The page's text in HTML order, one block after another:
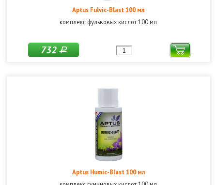
Aptus Fulvic-Blast 100 мл
комплекс фульвовых кислот 100 мл
732Р
Aptus Humic-Blast 100 мл